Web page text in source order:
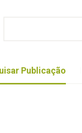
Publicação